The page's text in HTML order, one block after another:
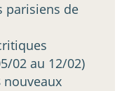
parisiens de
02 au 12/02)
nouveaux